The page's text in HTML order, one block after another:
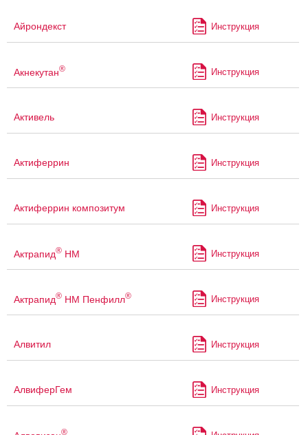
Айрондекст Инструкция
Акнекутан® Инструкция
Активель Инструкция
Актиферрин Инструкция
Актиферрин композитум Инструкция
Актрапид® НМ Инструкция
Актрапид® НМ Пенфилл® Инструкция
Алвитил Инструкция
АлвиферГем Инструкция
®